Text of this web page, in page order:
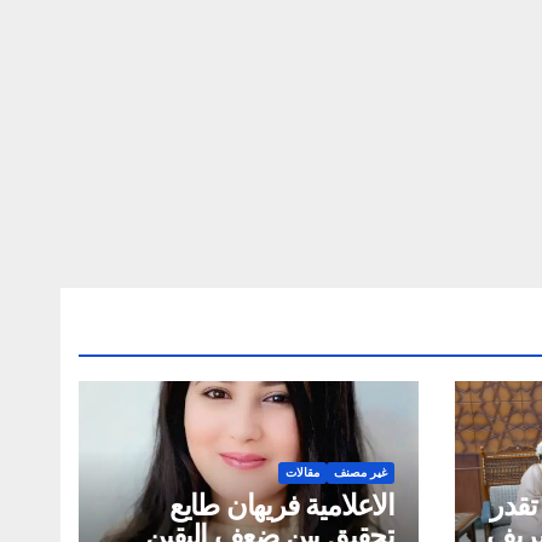
غير مصنف مقالات
الاعلامية فريهان طايع